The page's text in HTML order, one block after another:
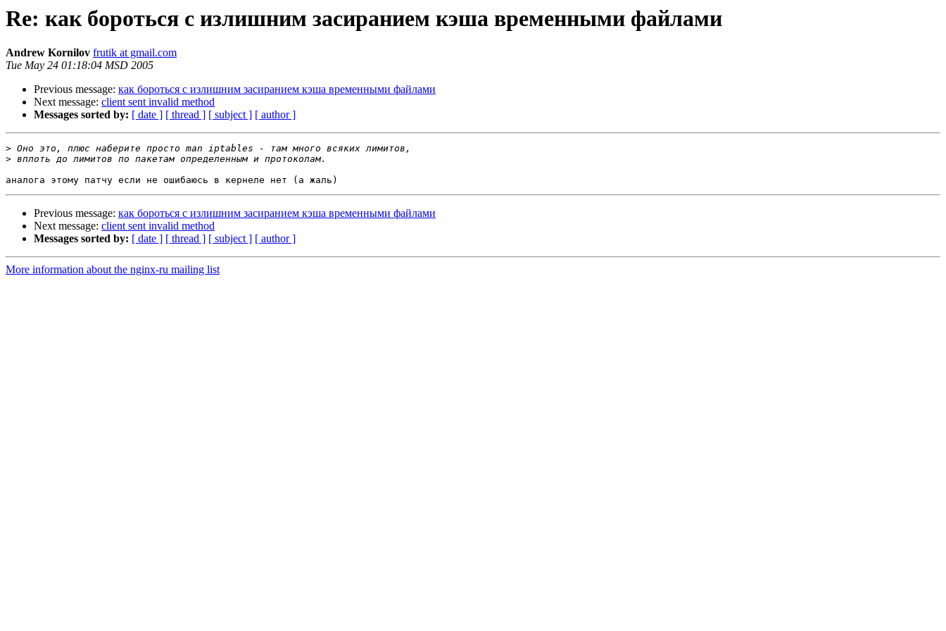
Re: как бороться с излишним засиранием кэша временными файлами
Andrew Kornilov frutik at gmail.com
Tue May 24 01:18:04 MSD 2005
Previous message: как бороться с излишним засиранием кэша временными файлами
Next message: client sent invalid method
Messages sorted by: [ date ] [ thread ] [ subject ] [ author ]
>
>
Previous message: как бороться с излишним засиранием кэша временными файлами
Next message: client sent invalid method
Messages sorted by: [ date ] [ thread ] [ subject ] [ author ]
More information about the nginx-ru mailing list